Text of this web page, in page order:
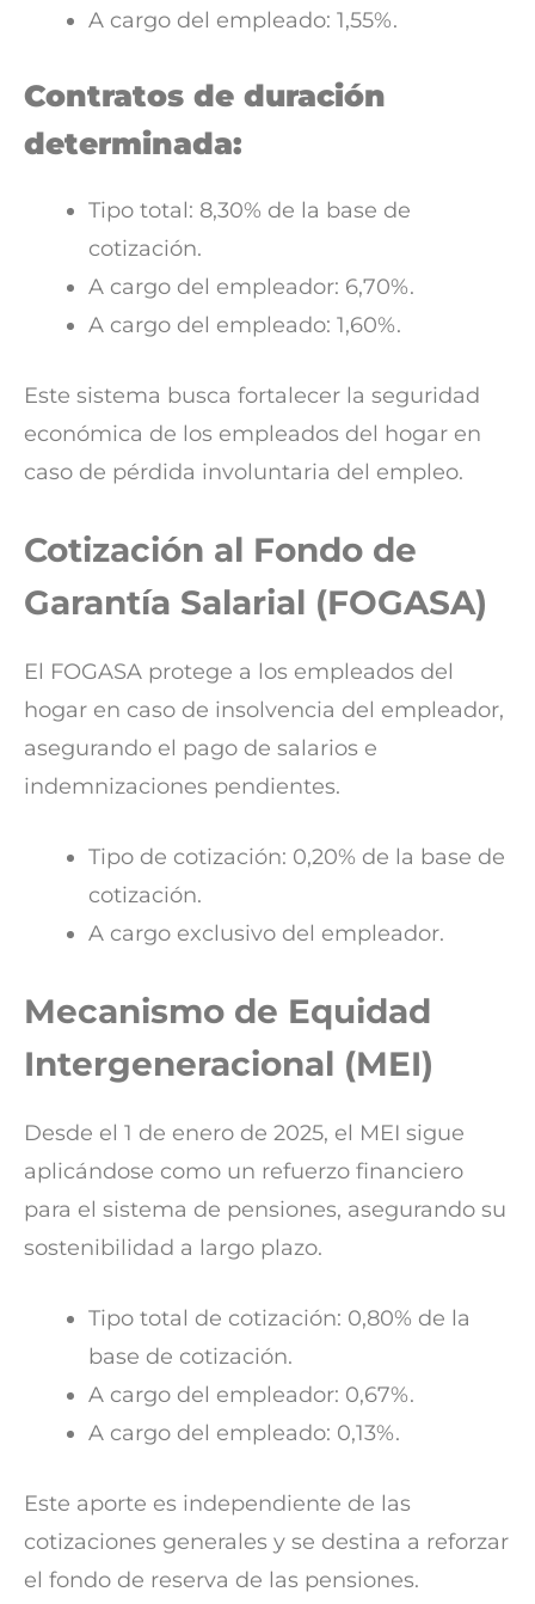
A cargo del empleado: 1,55%.
Contratos de duración
determinada:
Tipo total: 8,30% de la base de
cotización.
A cargo del empleador: 6,70%.
A cargo del empleado: 1,60%.
Este sistema busca fortalecer la seguridad
económica de los empleados del hogar en
caso de pérdida involuntaria del empleo.
Cotización al Fondo de
Garantía Salarial (FOGASA)
El FOGASA protege a los empleados del
hogar en caso de insolvencia del empleador,
asegurando el pago de salarios e
indemnizaciones pendientes.
Tipo de cotización: 0,20% de la base de
cotización.
A cargo exclusivo del empleador.
Mecanismo de Equidad
Intergeneracional (MEI)
Desde el 1 de enero de 2025, el MEI sigue
aplicándose como un refuerzo financiero
para el sistema de pensiones, asegurando su
sostenibilidad a largo plazo.
Tipo total de cotización: 0,80% de la
base de cotización.
A cargo del empleador: 0,67%.
A cargo del empleado: 0,13%.
Este aporte es independiente de las
cotizaciones generales y se destina a reforzar
el fondo de reserva de las pensiones.